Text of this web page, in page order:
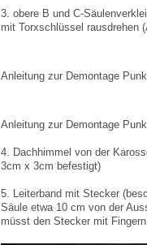
3. obere B und C-
mit Torxschlüssel rausdrehen
Anleitung zur Demontage
Anleitung zur Demontage
4. Dachhimmel von der
3cm x 3cm befestigt)
5. Leiterband mit Stecker
Säule etwa 10 cm von der
müsst den Stecker mit Fingern